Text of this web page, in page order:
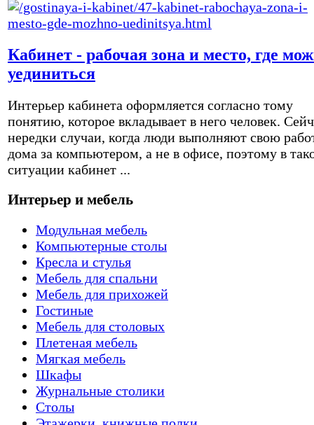
Кабинет - рабочая зона и место, где
уединиться
Интерьер кабинета оформляется согласно тому
понятию, которое вкладывает в него человек.
нередки случаи, когда люди выполняют свою
дома за компьютером, а не в офисе, поэтому в
ситуации кабинет ...
Интерьер и мебель
Модульная мебель
Компьютерные столы
Кресла и стулья
Мебель для спальни
Мебель для прихожей
Гостиные
Мебель для столовых
Плетеная мебель
Мягкая мебель
Шкафы
Журнальные столики
Столы